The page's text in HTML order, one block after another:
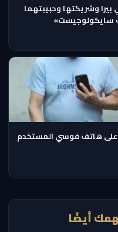
بيرا وشريكتها وحبيبتهما
سايكولوجيست»
هاتف فوسي المستخدم
أيضًا